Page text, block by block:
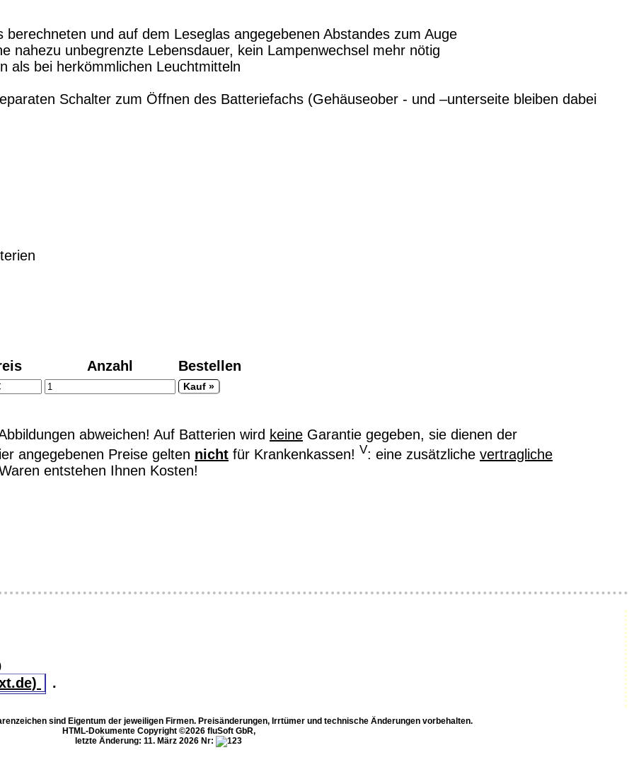
und auf dem Leseglas angegebenen Abstandes zum Auge
nahezu unbegrenzte Lebensdauer, kein Lampenwechsel mehr nötig
als bei herkömmlichen Leuchtmitteln
Schalter zum Öffnen des Batteriefachs (Gehäuseober - und –unterseite bleiben dabei
Anzahl
Bestellen
abweichen! Auf Batterien wird keine Garantie gegeben, sie dienen der
angegebenen Preise gelten nicht für Krankenkassen! V: eine zusätzliche vertragliche
entstehen Ihnen Kosten!
.
sind Eigentum der jeweiligen Firmen. Preisänderungen, Irrtümer und technische Änderungen vorbehalten.
HTML-Dokumente Copyright ©2026 fluSoft GbR,
letzte Änderung: 11. März 2026 Nr: